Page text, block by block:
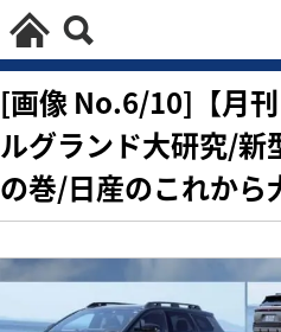
[画像 No.6/10]【月
ルグランド大研究/新
の巻/日産のこれか